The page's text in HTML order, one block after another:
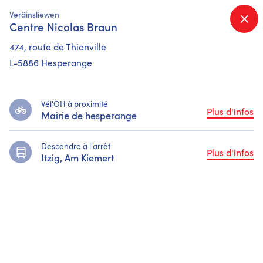
Que cherchez-vous ?
Veräinsliewen
Centre Nicolas Braun
474, route de Thionville
L-5886 Hesperange
Vél'OH à proximité
Mairie de hesperange Plus d'infos
Descendre à l'arrêt
Itzig, Am Kiemert Plus d'infos